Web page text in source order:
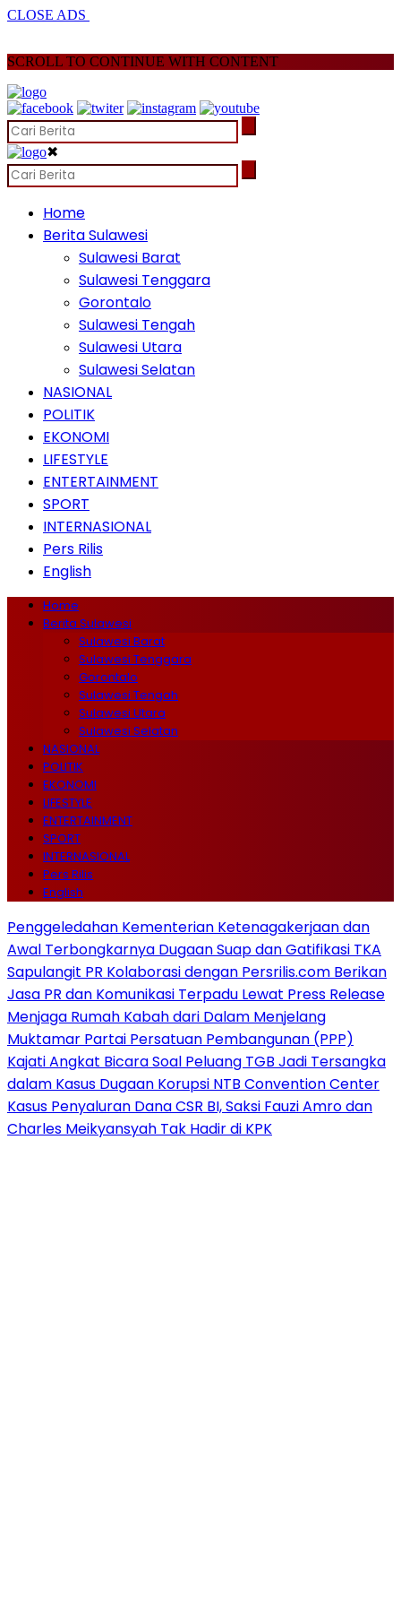
CLOSE ADS
SCROLL TO CONTINUE WITH CONTENT
✖
Home
Berita Sulawesi
Sulawesi Barat
Sulawesi Tenggara
Gorontalo
Sulawesi Tengah
Sulawesi Utara
Sulawesi Selatan
NASIONAL
POLITIK
EKONOMI
LIFESTYLE
ENTERTAINMENT
SPORT
INTERNASIONAL
Pers Rilis
English
Home
Berita Sulawesi
Sulawesi Barat
Sulawesi Tenggara
Gorontalo
Sulawesi Tengah
Sulawesi Utara
Sulawesi Selatan
NASIONAL
POLITIK
EKONOMI
LIFESTYLE
ENTERTAINMENT
SPORT
INTERNASIONAL
Pers Rilis
English
Penggeledahan Kementerian Ketenagakerjaan dan
Awal Terbongkarnya Dugaan Suap dan Gatifikasi TKA
Sapulangit PR Kolaborasi dengan Persrilis.com Berikan
Jasa PR dan Komunikasi Terpadu Lewat Press Release
Menjaga Rumah Kabah dari Dalam Menjelang
Muktamar Partai Persatuan Pembangunan (PPP)
Kajati Angkat Bicara Soal Peluang TGB Jadi Tersangka
dalam Kasus Dugaan Korupsi NTB Convention Center
Kasus Penyaluran Dana CSR BI, Saksi Fauzi Amro dan
Charles Meikyansyah Tak Hadir di KPK